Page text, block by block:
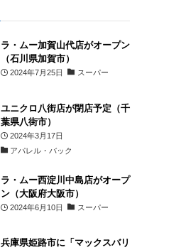
ラ・ムー加賀山代店がオープン
（石川県加賀市）
2024年7月25日 スーパー
ユニクロ八街店が閉店予定（千
葉県八街市）
2024年3月17日
アパレル・バック
ラ・ムー西淀川中島店がオープ
ン（大阪府大阪市）
2024年6月10日 スーパー
兵庫県姫路市に「マックスバリ